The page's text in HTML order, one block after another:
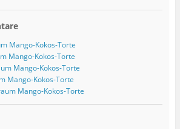
Mango-Kokos-Torte
Mango-Kokos-Torte
Mango-Kokos-Torte
Mango-Kokos-Torte
Mango-Kokos-Torte